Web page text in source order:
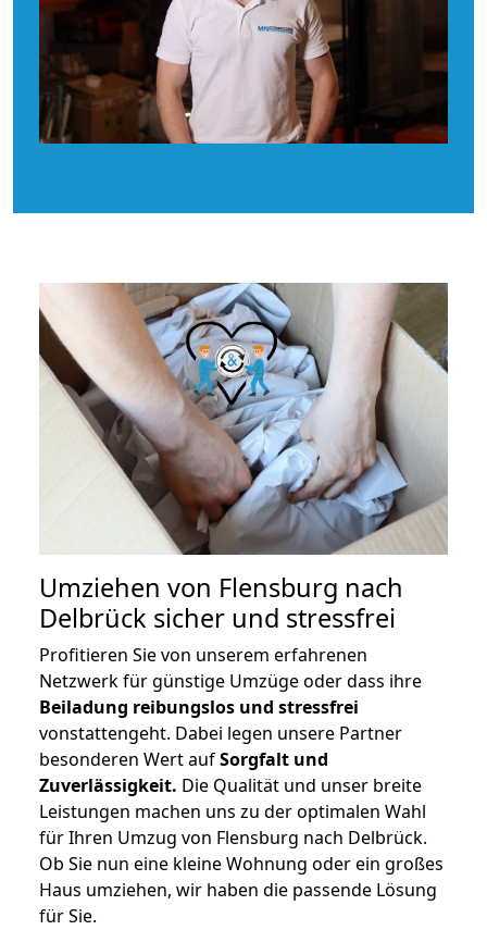
Umziehen von Flensburg nach
Delbrück sicher und stressfrei
Profitieren Sie von unserem erfahrenen
Netzwerk für günstige Umzüge oder dass ihre
Beiladung reibungslos und stressfrei
vonstattengeht. Dabei legen unsere Partner
besonderen Wert aufSorgfalt und
Zuverlässigkeit. Die Qualität und unser breite
Leistungen machen uns zu der optimalen Wahl
für Ihren Umzug von Flensburg nach Delbrück.
Ob Sie nun eine kleine Wohnung oder ein großes
Haus umziehen, wir haben die passende Lösung
für Sie.